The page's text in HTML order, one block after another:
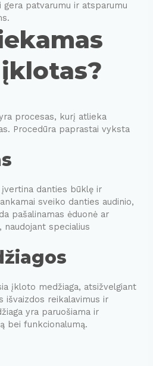
patvarumu ir atsparumu
procesas, kurį atlieka
Procedūra paprastai vyksta
įvertina danties būklę ir
sveiko danties audinio,
pašalinamas ėduonė ar
specialius
įkloto medžiaga, atsižvelgiant
išvaizdos reikalavimus ir
yra paruošiama ir
bei funkcionalumą.